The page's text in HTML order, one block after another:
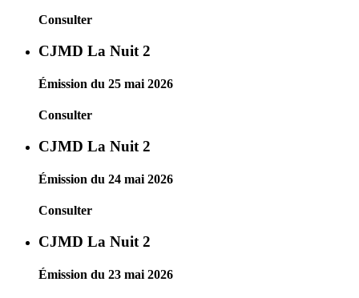
Consulter
CJMD La Nuit 2
Émission du 25 mai 2026
Consulter
CJMD La Nuit 2
Émission du 24 mai 2026
Consulter
CJMD La Nuit 2
Émission du 23 mai 2026